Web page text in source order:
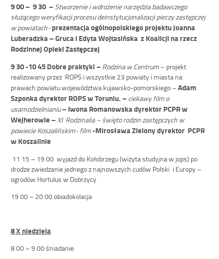
9 00 – 9 30– Stworzenie i wdrożenie narzędzia badawczego
służącego weryfikacji procesu deinstytucjonalizacji pieczy zastępczej
w powiatach- prezentacjaogólnopolskiego projektu Joanna
Luberadzka – Gruca i Edyta Wojtasińska z Koalicji na rzecz
Rodzinnej Opieki Zastępczej
9 30 -10 45 Dobre praktyki– Rodzina w Centrum – projekt
realizowany przez ROPS i wszystkie 23 powiaty i miasta na
prawach powiatu województwa kujawsko-pomorskiego –Adam
Szponka dyrektor ROPS w Toruniu.– ciekawy film o
usamodzielnianiu– Iwona Romanowska dyrektor PCPR w
Wejherowie–XI Rodzinalia – święto rodzin zastępczych w
powiecie Koszalińskim- film-Mirosława Zielony dyrektor PCPR
w Koszalinie
11 15 – 19 00 wyjazd do Kołobrzegu (wizyta studyjna w jops) po
drodze zwiedzanie jednego z najnowszych cudów Polski i Europy –
ogrodów Hortulus w Dobrzycy
19 00 – 20 00 obiadokolacja
8 X niedziela
8 00 – 9 00 śniadanie